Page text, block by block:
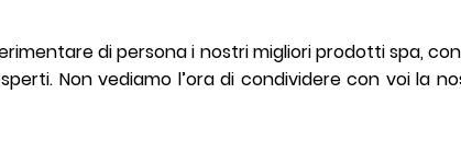
di persona i nostri migliori prodotti spa,
Non vediamo l’ora di condividere con voi la